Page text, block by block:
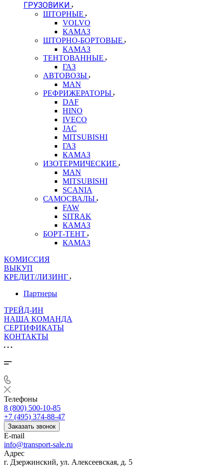
ГРУЗОВИКИ
ШТОРНЫЕ
VOLVO
КАМАЗ
ШТОРНО-БОРТОВЫЕ
КАМАЗ
ТЕНТОВАННЫЕ
ГАЗ
АВТОВОЗЫ
MAN
РЕФРИЖЕРАТОРЫ
DAF
HINO
IVECO
JAC
MITSUBISHI
ГАЗ
КАМАЗ
ИЗОТЕРМИЧЕСКИЕ
MAN
MITSUBISHI
SCANIA
САМОСВАЛЫ
FAW
SITRAK
КАМАЗ
БОРТ-ТЕНТ
КАМАЗ
КОМИССИЯ
ВЫКУП
КРЕДИТ/ЛИЗИНГ
Партнеры
ТРЕЙД-ИН
НАША КОМАНДА
СЕРТИФИКАТЫ
КОНТАКТЫ
Телефоны
8 (800) 500-10-85
+7 (495) 374-88-47
Заказать звонок
E-mail
info@transport-sale.ru
Адрес
г. Дзержинский, ул. Алексеевская, д. 5